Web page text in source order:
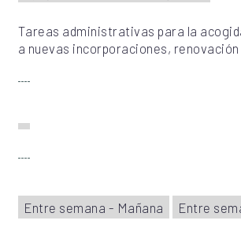
Tareas administrativas para la
a nuevas incorporaciones, renovación
Entre semana - Mañana Entre